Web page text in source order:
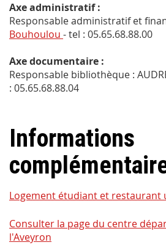
Axeadministratif :
Responsable administratif et
Bouhoulou - tel : 05.65.68.88.00
Axe documentaire :
Responsable bibliothèque :
: 05.65.68.88.04
Informations
Logement étudiant et restaurant
Consulter la page du centre
l'Aveyron